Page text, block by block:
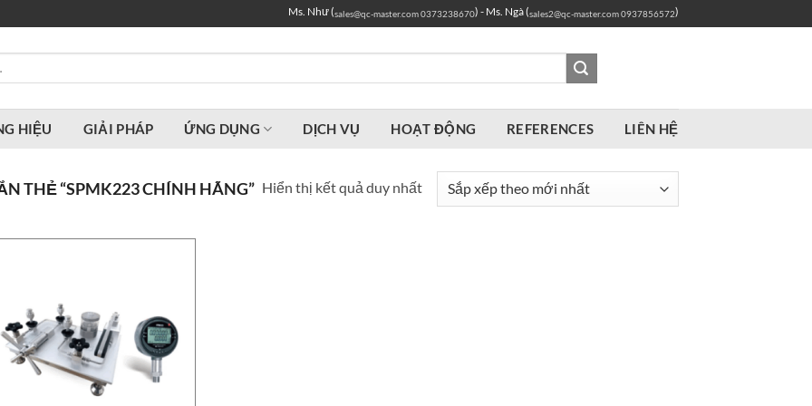
Ms. Như (sales@qc-master.com0373238670) - Ms. Ngà (sales2@qc-master.com0937856572)
HIỆU GIẢI PHÁP ỨNG DỤNG DỊCH VỤ HOẠT ĐỘNG REFERENCES LIÊN HỆ
THẺ “SPMK223 CHÍNH HÃNG” Hiển thị kết quả duy nhất